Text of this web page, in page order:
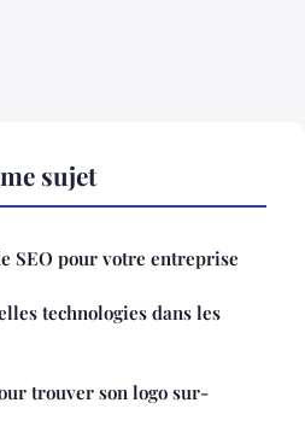
sujet
SEO pour votre entreprise
technologies dans les
trouver son logo sur-